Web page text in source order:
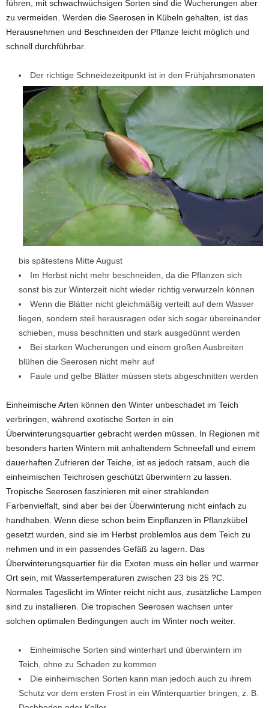
führen, mit schwachwüchsigen Sorten sind die Wucherungen aber
zu vermeiden. Werden die Seerosen in Kübeln gehalten, ist das
Herausnehmen und Beschneiden der Pflanze leicht möglich und
schnell durchführbar.
Der richtige Schneidezeitpunkt ist in den Frühjahrsmonaten
bis spätestens Mitte August
Im Herbst nicht mehr beschneiden, da die Pflanzen sich
sonst bis zur Winterzeit nicht wieder richtig verwurzeln können
Wenn die Blätter nicht gleichmäßig verteilt auf dem Wasser
liegen, sondern steil herausragen oder sich sogar übereinander
schieben, muss beschnitten und stark ausgedünnt werden
Bei starken Wucherungen und einem großen Ausbreiten
blühen die Seerosen nicht mehr auf
Faule und gelbe Blätter müssen stets abgeschnitten werden
Einheimische Arten können den Winter unbeschadet im Teich
verbringen, während exotische Sorten in ein
Überwinterungsquartier gebracht werden müssen. In Regionen mit
besonders harten Wintern mit anhaltendem Schneefall und einem
dauerhaften Zufrieren der Teiche, ist es jedoch ratsam, auch die
einheimischen Teichrosen geschützt überwintern zu lassen.
Tropische Seerosen faszinieren mit einer strahlenden
Farbenvielfalt, sind aber bei der Überwinterung nicht einfach zu
handhaben. Wenn diese schon beim Einpflanzen in Pflanzkübel
gesetzt wurden, sind sie im Herbst problemlos aus dem Teich zu
nehmen und in ein passendes Gefäß zu lagern. Das
Überwinterungsquartier für die Exoten muss ein heller und warmer
Ort sein, mit Wassertemperaturen zwischen 23 bis 25 ?C.
Normales Tageslicht im Winter reicht nicht aus, zusätzliche Lampen
sind zu installieren. Die tropischen Seerosen wachsen unter
solchen optimalen Bedingungen auch im Winter noch weiter.
Einheimische Sorten sind winterhart und überwintern im
Teich, ohne zu Schaden zu kommen
Die einheimischen Sorten kann man jedoch auch zu ihrem
Schutz vor dem ersten Frost in ein Winterquartier bringen, z. B.